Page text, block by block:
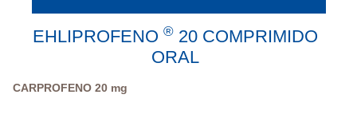
EHLIPROFENO ® 20 COMPRIMIDO
ORAL
CARPROFENO 20 mg